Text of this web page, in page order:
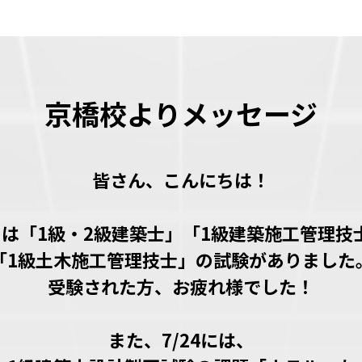
京橋校よりメッセージ
皆さん、こんにちは！
「1級・2級建築士」「1級建築施工管理技
1級土木施工管理技士」の試験がありました
受験された方、お疲れ様でした！
また、7/24には、